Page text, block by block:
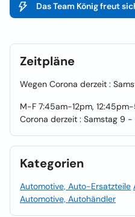
Das Team König freut
Zeitpläne
Wegen Corona derzeit :
M-F 7:45am-12pm,
Corona derzeit : Samstag 9 -
Kategorien
Automotive, Auto-Ersatzteile
Automotive, Autohändler